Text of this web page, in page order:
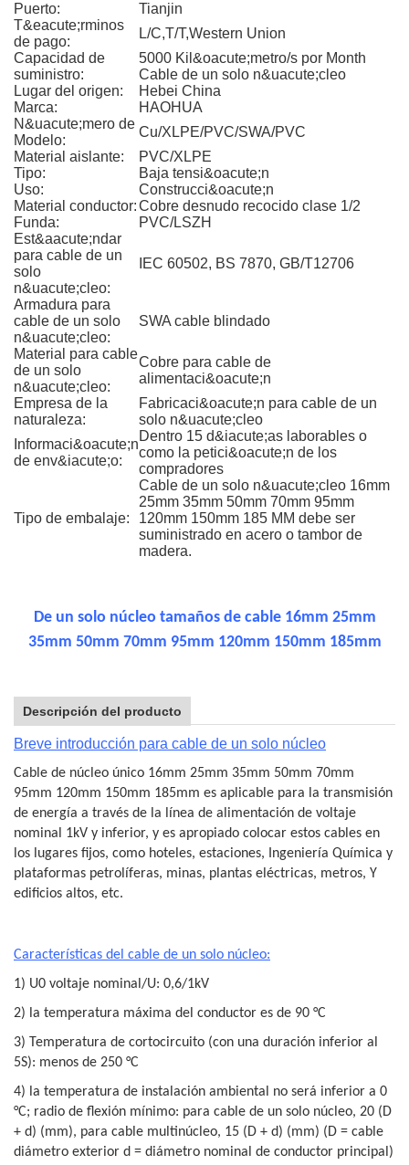
Puerto:
Tianjin
T&eacute;rminos
de pago:
L/C,T/T,Western Union
Capacidad de
suministro:
5000 Kil&oacute;metro/s por Month
Cable de un solo n&uacute;cleo
Lugar del origen:
Hebei China
Marca:
HAOHUA
N&uacute;mero de
Modelo:
Cu/XLPE/PVC/SWA/PVC
Material aislante:
PVC/XLPE
Tipo:
Baja tensi&oacute;n
Uso:
Construcci&oacute;n
Material conductor:Cobre desnudo recocido clase 1/2
Funda:
PVC/LSZH
Est&aacute;ndar
para cable de un
solo
n&uacute;cleo:
IEC 60502, BS 7870, GB/T12706
Armadura para
cable de un solo
n&uacute;cleo:
SWA cable blindado
Material para cable
de un solo
n&uacute;cleo:
Cobre para cable de
alimentaci&oacute;n
Empresa de la
naturaleza:
Fabricaci&oacute;n para cable de un
solo n&uacute;cleo
Informaci&oacute;n
de env&iacute;o:
Dentro 15 d&iacute;as laborables o
como la petici&oacute;n de los
compradores
Tipo de embalaje:
Cable de un solo n&uacute;cleo 16mm
25mm 35mm 50mm 70mm 95mm
120mm 150mm 185 MM debe ser
suministrado en acero o tambor de
madera.
De un solo núcleo tamaños de cable 16mm 25mm
35mm 50mm 70mm 95mm 120mm 150mm 185mm
Descripción del producto
Breve introducción para cable de un solo núcleo
Cable de núcleo único 16mm 25mm 35mm 50mm 70mm
95mm 120mm 150mm 185mm es aplicable para la transmisión
de energía a través de la línea de alimentación de voltaje
nominal 1kV y inferior, y es apropiado colocar estos cables en
los lugares fijos, como hoteles, estaciones, Ingeniería Química y
plataformas petrolíferas, minas, plantas eléctricas, metros, Y
edificios altos, etc.
Características del cable de un solo núcleo:
1) U0 voltaje nominal/U: 0,6/1kV
2) la temperatura máxima del conductor es de 90 °C
3) Temperatura de cortocircuito (con una duración inferior al
5S): menos de 250 °C
4) la temperatura de instalación ambiental no será inferior a 0
°C; radio de flexión mínimo: para cable de un solo núcleo, 20 (D
+ d) (mm), para cable multinúcleo, 15 (D + d) (mm) (D = cable
diámetro exterior d = diámetro nominal de conductor principal)